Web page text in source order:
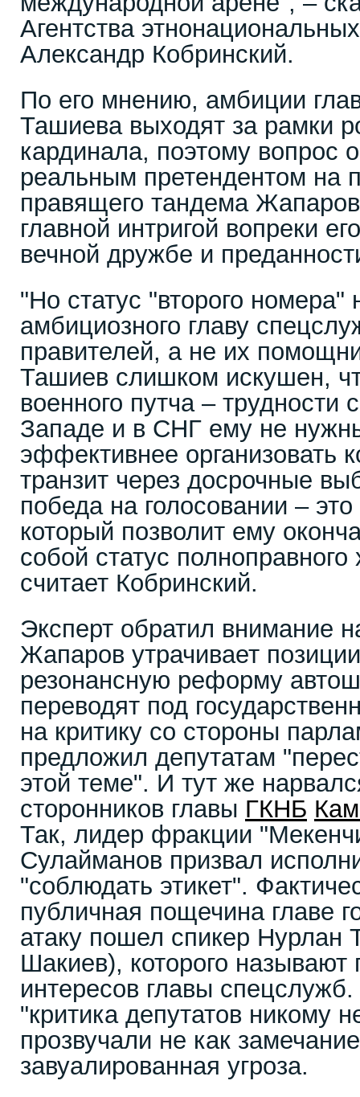
Агентства
Александр Кобринский.
По его мнению, амбиции
Ташиева выходят за рамки
кардинала, поэтому вопрос
реальным претендентом на
правящего тандема
главной интригой вопреки
вечной дружбе и
"Но статус "второго номера"
амбициозного главу
правителей, а не их
Ташиев слишком искушен,
военного путча – трудности
Западе и в СНГ ему не
эффективнее организовать
транзит через досрочные
победа на голосовании –
который позволит ему
собой статус
считает Кобринский.
Эксперт обратил внимание
Жапаров утрачивает
резонансную реформу
переводят под
на критику со стороны
предложил депутатам
этой теме". И тут же
сторонников главы ГКНБ
Так, лидер фракции
Сулайманов призвал
"соблюдать этикет".
публичная пощечина главе
атаку пошел спикер Нурлан
Шакиев), которого называют
интересов главы
"критика депутатов никому
прозвучали не как
завуалированная угроза.